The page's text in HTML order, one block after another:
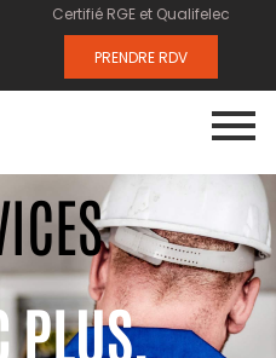
Certifié RGE et Qualifelec
PRENDRE RDV
PLUS,